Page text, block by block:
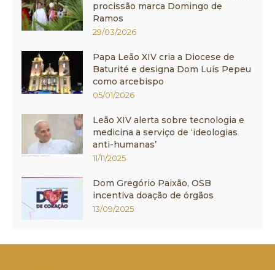
procissão marca Domingo de
Ramos
29/03/2026
Papa Leão XIV cria a Diocese de
Baturité e designa Dom Luís Pepeu
como arcebispo
05/01/2026
Leão XIV alerta sobre tecnologia e
medicina a serviço de ‘ideologias
anti-humanas’
11/11/2025
Dom Gregório Paixão, OSB
incentiva doação de órgãos
13/09/2025